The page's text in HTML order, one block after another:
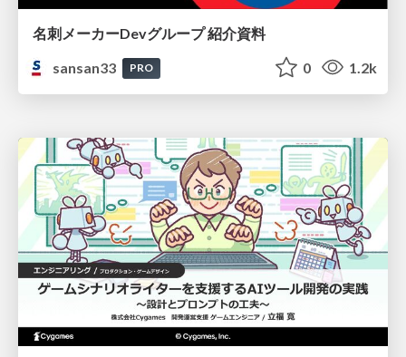
名刺メーカーDevグループ 紹介資料
sansan33
PRO 0 1.2k